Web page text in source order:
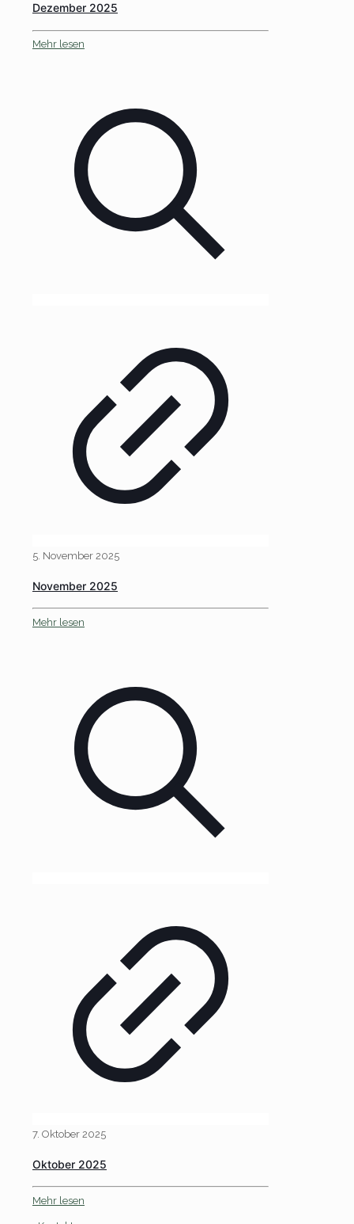
Dezember 2025
Mehr lesen
5. November 2025
November 2025
Mehr lesen
7. Oktober 2025
Oktober 2025
Mehr lesen